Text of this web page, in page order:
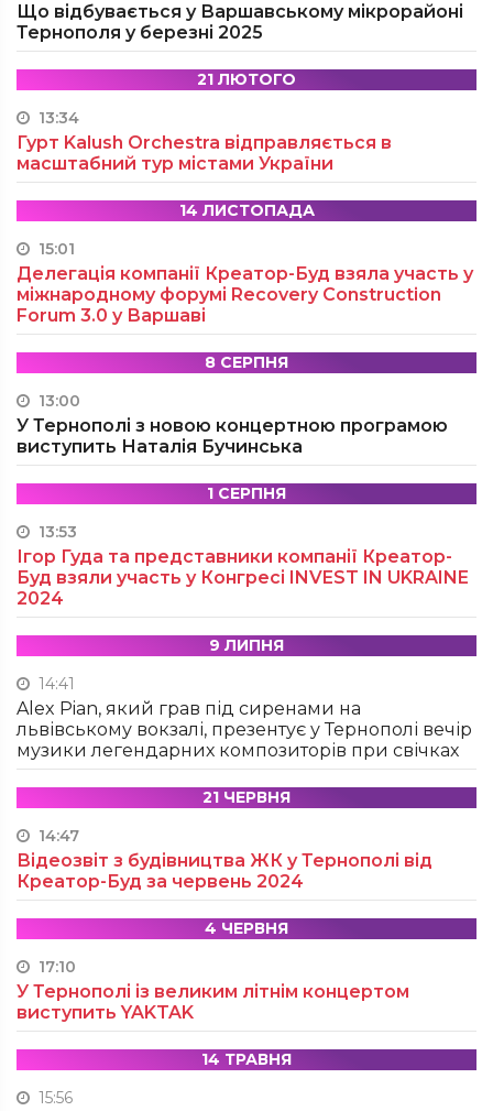
Що відбувається у Варшавському мікрорайоні
Тернополя у березні 2025
21 ЛЮТОГО
13:34
Гурт Kalush Orchestra відправляється в
масштабний тур містами України
14 ЛИСТОПАДА
15:01
Делегація компанії Креатор-Буд взяла участь у
міжнародному форумі Recovery Construction
Forum 3.0 у Варшаві
8 СЕРПНЯ
13:00
У Тернополі з новою концертною програмою
виступить Наталія Бучинська
1 СЕРПНЯ
13:53
Ігор Гуда та представники компанії Креатор-
Буд взяли участь у Конгресі INVEST IN UKRAINE
2024
9 ЛИПНЯ
14:41
Alex Pian, який грав під сиренами на
львівському вокзалі, презентує у Тернополі вечір
музики легендарних композиторів при свічках
21 ЧЕРВНЯ
14:47
Відеозвіт з будівництва ЖК у Тернополі від
Креатор-Буд за червень 2024
4 ЧЕРВНЯ
17:10
У Тернополі із великим літнім концертом
виступить YAKTAK
14 ТРАВНЯ
15:56